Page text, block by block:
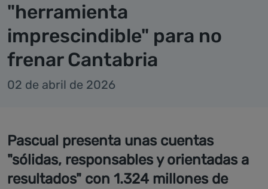
"herramienta
imprescindible" para no
frenar Cantabria
02 de abril de 2026
Pascual presenta unas cuentas
"sólidas, responsables y orientadas a
resultados" con 1.324 millones de